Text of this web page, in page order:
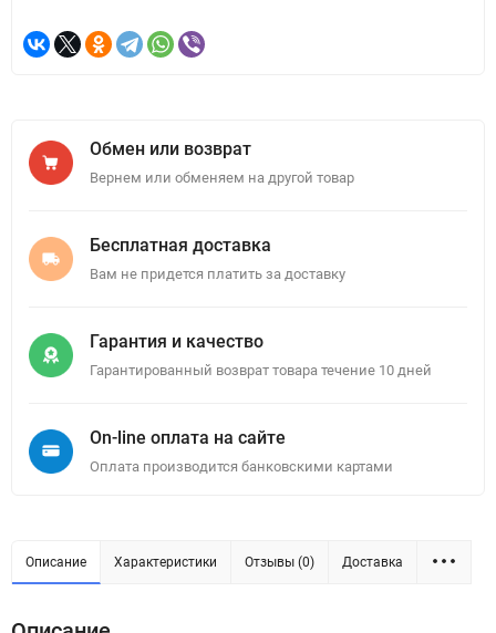
Обмен или возврат
Вернем или обменяем на другой товар
Бесплатная доставка
Вам не придется платить за доставку
Гарантия и качество
Гарантированный возврат товара течение 10 дней
On-line оплата на сайте
Оплата производится банковскими картами
Описание Характеристики Отзывы (0) Доставка